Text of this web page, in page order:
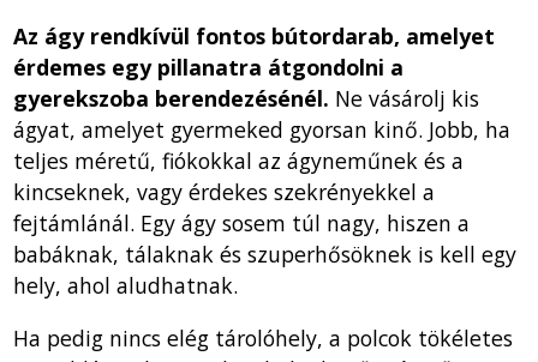
Az ágy rendkívül fontos bútordarab, amelyet
érdemes egy pillanatra átgondolni a
gyerekszoba berendezésénél. Ne vásárolj kis
ágyat, amelyet gyermeked gyorsan kinő. Jobb, ha
teljes méretű, fiókokkal az ágyneműnek és a
kincseknek, vagy érdekes szekrényekkel a
fejtámlánál. Egy ágy sosem túl nagy, hiszen a
babáknak, tálaknak és szuperhősöknek is kell egy
hely, ahol aludhatnak.
Ha pedig nincs elég tárolóhely, a polcok tökéletes